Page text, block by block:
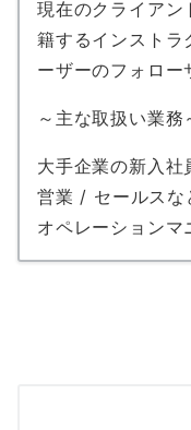
現在のクライアン
籍するインストラ
ーザーのフォロー
～主な取扱い業務
大手企業の新入社
営業 / セールスな
オペレーションマ